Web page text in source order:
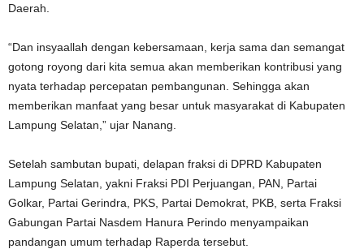
Daerah.
“Dan insyaallah dengan kebersamaan, kerja sama dan semangat
gotong royong dari kita semua akan memberikan kontribusi yang
nyata terhadap percepatan pembangunan. Sehingga akan
memberikan manfaat yang besar untuk masyarakat di Kabupaten
Lampung Selatan,” ujar Nanang.
Setelah sambutan bupati, delapan fraksi di DPRD Kabupaten
Lampung Selatan, yakni Fraksi PDI Perjuangan, PAN, Partai
Golkar, Partai Gerindra, PKS, Partai Demokrat, PKB, serta Fraksi
Gabungan Partai Nasdem Hanura Perindo menyampaikan
pandangan umum terhadap Raperda tersebut.